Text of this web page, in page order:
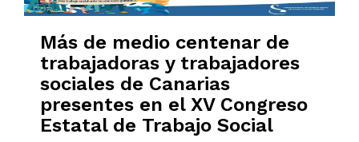
Más de medio centenar de
trabajadoras y trabajadores
sociales de Canarias
presentes en el XV Congreso
Estatal de Trabajo Social